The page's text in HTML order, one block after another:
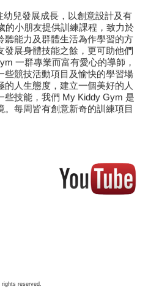
兒發展成長，以創意設計及有
的小朋友提供訓練課程，致力於
聽能力及群體生活為作學習的方
發展身體技能之餘，更可助他們
一群專業而富有愛心的導師，
些競技活動項目及愉快的學習場
人生態度，建立一個美好的人
些技能，我們 My Kiddy Gym 是
每周皆有創意新奇的訓練項目
reserved.